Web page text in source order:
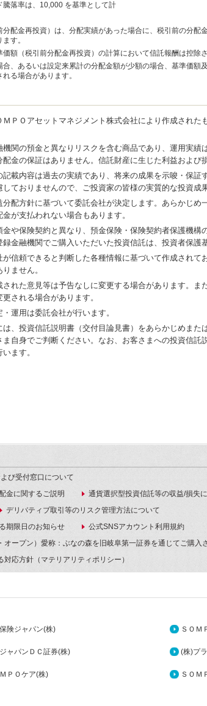
騰落率は、10,000 を基準として計
分配金再投資）は、分配実績があった場合に、税引前の分配
す。
額（税引前分配金再投資）の計算において信託報酬は控除
合、あるいは設定来累計の分配金額が少額の場合、基準価額
る場合があります。
ＭＰＯアセットマネジメント株式会社により作成された
機関の預金と異なりリスクを含む商品であり、運用実績
配金の保証はありません。信託財産に生じた利益および
記載内容は過去の実績であり、将来の成果を示唆・保証
しておりませんので、ご投資家の皆様の実質的な投資成
分配方針に基づいて委託会社が決定します。あらかじめ
金が支払われない場合もあります。
金や保険契約と異なり、預金保険・保険契約者保護機構
録金融機関でご購入いただいた投資信託は、投資者保護
が信頼できると判断した各種情報に基づいて作成されて
ません。
された意見等は予告なしに変更する場合があります。ま
される場合があります。
運用は委託会社が行います。
は、投資信託説明書（交付目論見書）をあらかじめまた
ま自身でご判断ください。なお、お客さまへの投資信託
ます。
び受付窓口について
金に関するご説明
通貨選択型投資信託等の収益/損失
デリバティブ取引等のリスク管理方法について
期限日のお知らせ
公式SNSアカウント利用規約
ープン）愛称：ぶなの森を旧岐阜第一証券を通じてご購入
応方針（マテリアリティポリシー）
険ジャパン(株) ＳＯＭ
ャパンＤＣ証券(株) (株)プ
ＰＯケア(株) ＳＯＭ